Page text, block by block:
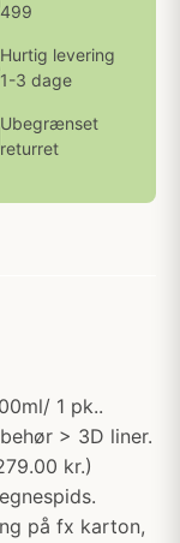
499
Hurtig levering
1-3 dage
Ubegrænset
returret
1 pk..
> 3D liner.
kr.)
på fx karton,